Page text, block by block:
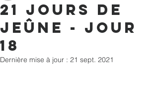
21 jours de
jeûne - Jour
18
Dernière mise à jour : 21 sept. 2021